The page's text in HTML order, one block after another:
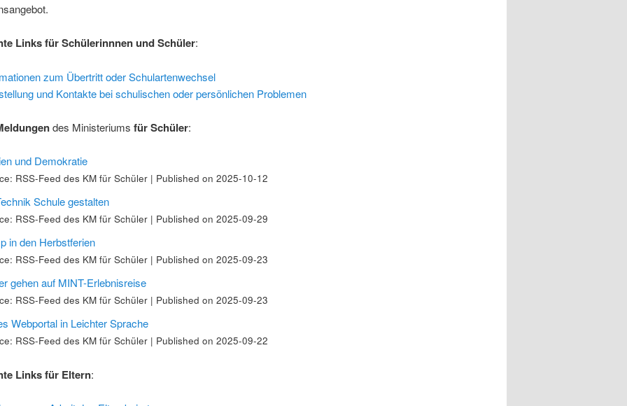
Links für Schülerinnnen und Schüler:
zum Übertritt oder Schulartenwechsel
und Kontakte bei schulischen oder persönlichen Problemen
des Ministeriums für Schüler:
und Demokratie
RSS-Feed des KM für Schüler Published on 2025-10-12
Schule gestalten
RSS-Feed des KM für Schüler Published on 2025-09-29
in den Herbstferien
RSS-Feed des KM für Schüler Published on 2025-09-23
gehen auf MINT-Erlebnisreise
RSS-Feed des KM für Schüler Published on 2025-09-23
Webportal in Leichter Sprache
RSS-Feed des KM für Schüler Published on 2025-09-22
Links für Eltern: